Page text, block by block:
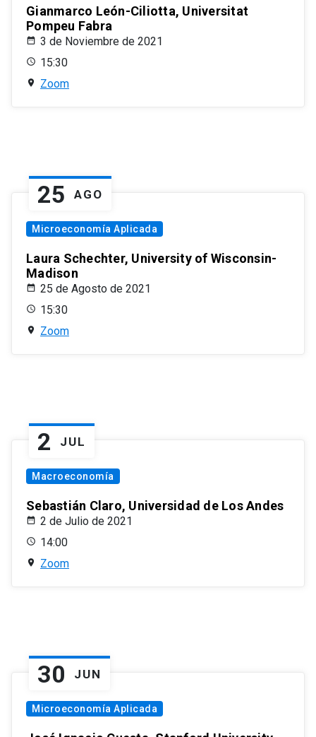
Gianmarco León-Ciliotta, Universitat
Pompeu Fabra
3 de Noviembre de 2021
15:30
Zoom
25 AGO
Microeconomía Aplicada
Laura Schechter, University of Wisconsin-
Madison
25 de Agosto de 2021
15:30
Zoom
2 JUL
Macroeconomía
Sebastián Claro, Universidad de Los Andes
2 de Julio de 2021
14:00
Zoom
30 JUN
Microeconomía Aplicada